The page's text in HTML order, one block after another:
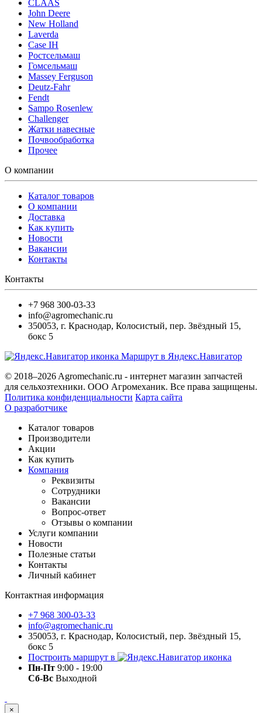
CLAAS
John Deere
New Holland
Laverda
Case IH
Ростсельмаш
Гомсельмаш
Massey Ferguson
Deutz-Fahr
Fendt
Sampo Rosenlew
Challenger
Жатки навесные
Почвообработка
Прочее
О компании
Каталог товаров
О компании
Доставка
Как купить
Новости
Вакансии
Контакты
Контакты
+7 968 300-03-33
info@agromechanic.ru
350053, г. Краснодар, Колосистый, пер. Звёздный 15,
бокс 5
Маршрут в Яндекс.Навигатор
© 2018–2026 Agromechanic.ru - интернет магазин запчастей
для сельхозтехники. ООО Агромеханик. Все права защищены.
Политика конфиденциальности Карта сайта
О разработчике
Каталог товаров
Производители
Акции
Как купить
Компания
Реквизиты
Сотрудники
Вакансии
Вопрос-ответ
Отзывы о компании
Услуги компании
Новости
Полезные статьи
Контакты
Личный кабинет
Контактная информация
+7 968 300-03-33
info@agromechanic.ru
350053, г. Краснодар, Колосистый, пер. Звёздный 15,
бокс 5
Построить маршрут в
Пн-Пт 9:00 - 19:00
Сб-Вс Выходной
×